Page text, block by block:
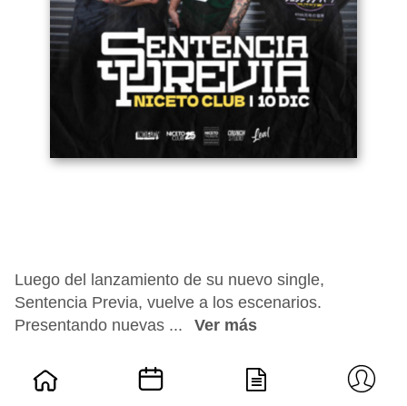
Luego del lanzamiento de su nuevo single,
Sentencia Previa, vuelve a los escenarios.
Presentando nuevas ...
Ver más